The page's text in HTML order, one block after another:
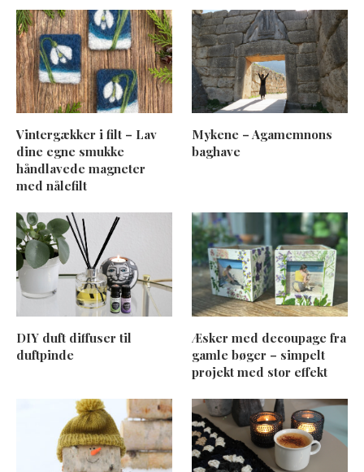
Vintergækker i filt – Lav
dine egne smukke
håndlavede magneter
med nålefilt
Mykene – Agamemnons
baghave
DIY duft diffuser til
duftpinde
Æsker med decoupage fra
gamle bøger – simpelt
projekt med stor effekt